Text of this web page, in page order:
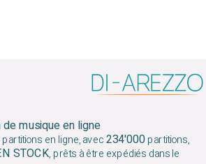
musique en ligne
en ligne, avec234'000partitions,
STOCK, prêts à être expédiés dans le